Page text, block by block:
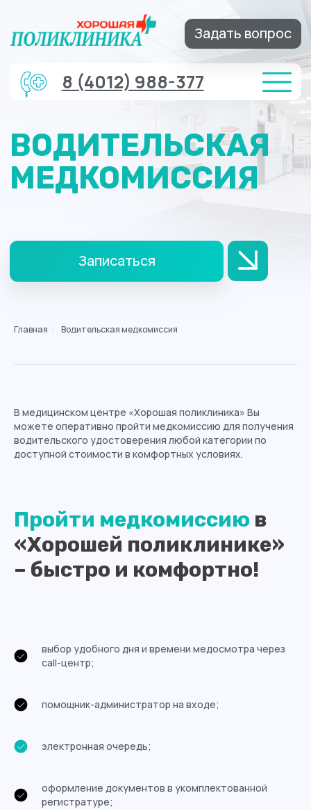
Задать вопрос
ВОДИТЕЛЬСКАЯ
МЕДКОМИССИЯ
Записаться
Главная / Водительская медкомиссия
В медицинском центре «Хорошая поликлиника» Вы
можете оперативно пройти медкомиссию для получения
водительского удостоверения любой категории по
доступной стоимости в комфортных условиях.
Пройти медкомиссию в
«Хорошей поликлинике»
– быстро и комфортно!
выбор удобного дня и времени медосмотра через
call-центр;
помощник-администратор на входе;
электронная очередь;
оформление документов в укомплектованной
регистратуре;